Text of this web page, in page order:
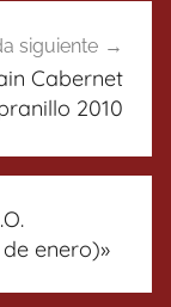
siguiente
Cabernet
2010
enero)»